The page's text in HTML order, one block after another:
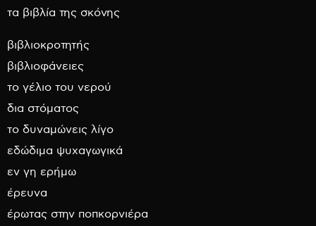
τα βιβλία της σκόνης
βιβλιοκροτητής
βιβλιοφάνειες
το γέλιο του νερού
δια στόματος
το δυναμώνεις λίγο
εδώδιμα ψυχαγωγικά
εν γη ερήμω
έρευνα
έρωτας στην ποπκορνιέρα